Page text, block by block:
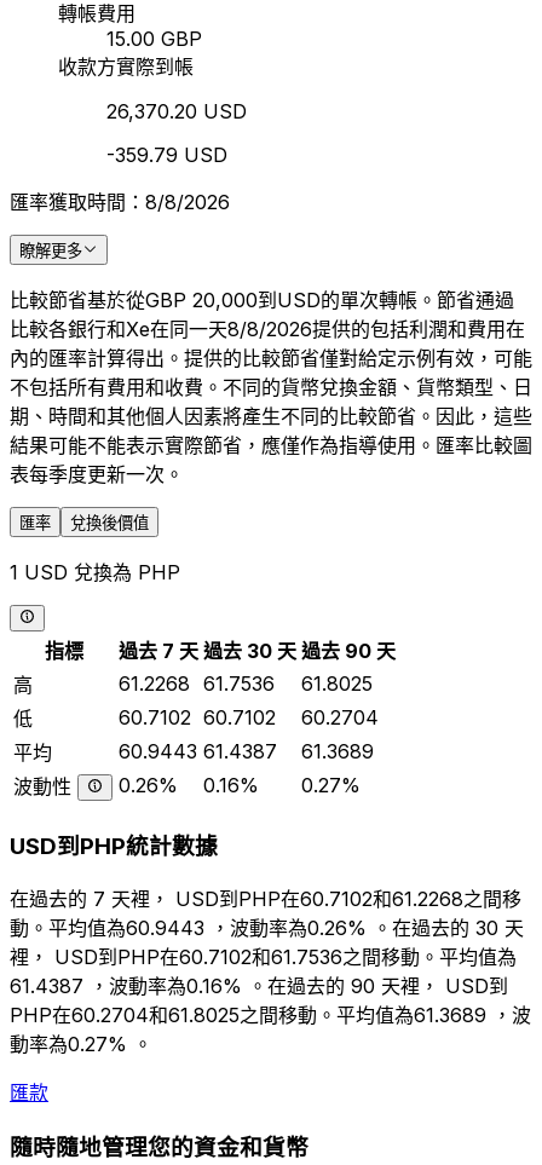
轉帳費用
15.00 GBP
收款方實際到帳
26,370.20 USD
-359.79 USD
匯率獲取時間：8/8/2026
瞭解更多
比較節省基於從GBP 20,000到USD的單次轉帳。節省通過
比較各銀行和Xe在同一天8/8/2026提供的包括利潤和費用在
內的匯率計算得出。提供的比較節省僅對給定示例有效，可能
不包括所有費用和收費。不同的貨幣兌換金額、貨幣類型、日
期、時間和其他個人因素將產生不同的比較節省。因此，這些
結果可能不能表示實際節省，應僅作為指導使用。匯率比較圖
表每季度更新一次。
匯率 兌換後價值
1 USD 兌換為 PHP
指標 過去 7 天 過去 30 天 過去 90 天
高
61.2268 61.7536
61.8025
低
60.7102 60.7102
60.2704
平均
60.9443 61.4387
61.3689
波動性
0.26% 0.16% 0.27%
USD到PHP統計數據
在過去的 7 天裡， USD到PHP在60.7102和61.2268之間移
動。平均值為60.9443 ，波動率為0.26% 。在過去的 30 天
裡， USD到PHP在60.7102和61.7536之間移動。平均值為
61.4387 ，波動率為0.16% 。在過去的 90 天裡， USD到
PHP在60.2704和61.8025之間移動。平均值為61.3689 ，波
動率為0.27% 。
匯款
隨時隨地管理您的資金和貨幣